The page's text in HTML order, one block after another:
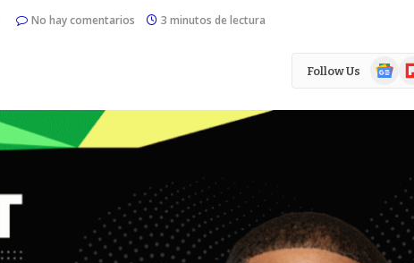
No hay comentarios 3 minutos de lectura
Follow Us
Google